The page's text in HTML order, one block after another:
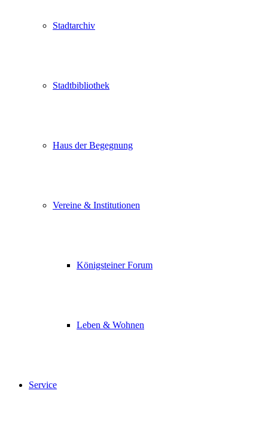
Stadtarchiv
Stadtbibliothek
Haus der Begegnung
Vereine & Institutionen
Königsteiner Forum
Leben & Wohnen
Service